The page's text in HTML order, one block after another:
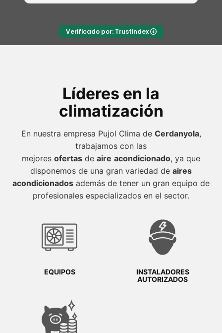
Verificado por: Trustindex
Líderes en la
climatización
En nuestra empresa Pujol Clima de Cerdanyola,
trabajamos con las
mejores ofertas de aire acondicionado, ya que
disponemos de una gran variedad de aires
acondicionados además de tener un gran equipo de
profesionales especializados en el sector.
EQUIPOS
INSTALADORES
AUTORIZADOS